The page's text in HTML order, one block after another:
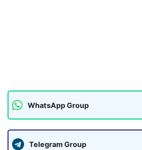
WhatsApp Group
Telegram Group